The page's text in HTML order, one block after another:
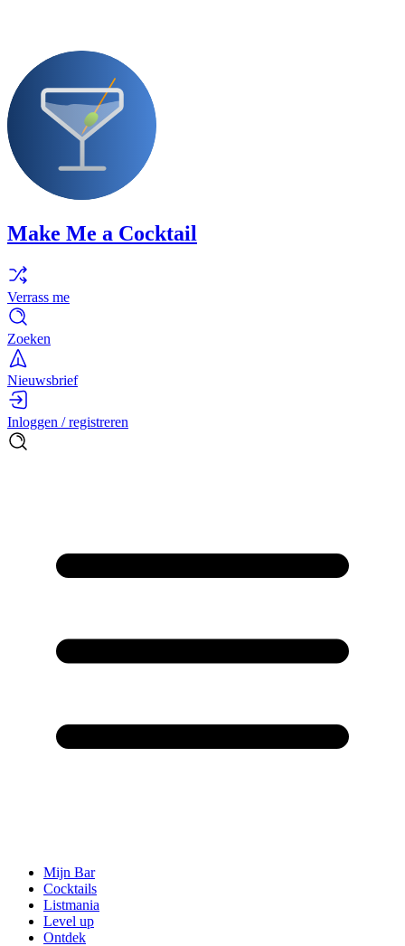
Make Me a Cocktail
Verrass me
Zoeken
Nieuwsbrief
Inloggen / registreren
Mijn Bar
Cocktails
Listmania
Level up
Ontdek